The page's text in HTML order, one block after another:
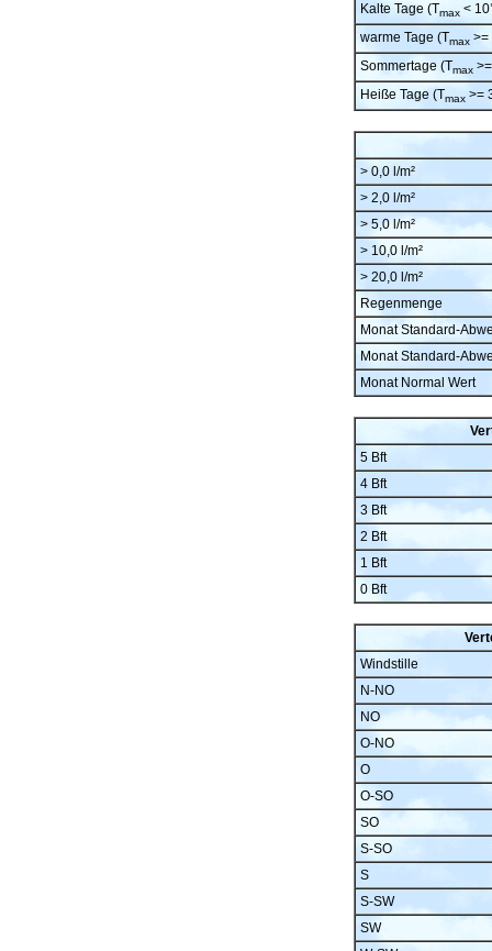
Kalte Tage (Tmax<
warme Tage (Tmax>=
Sommertage (Tmax>=
Heiße Tage (Tmax>=
> 0,0 l/m²
> 2,0 l/m²
> 5,0 l/m²
> 10,0 l/m²
> 20,0 l/m²
Regenmenge
Monat Standard-
Monat Standard-
Monat Normal Wert
5 Bft
4 Bft
3 Bft
2 Bft
1 Bft
0 Bft
Windstille
N-NO
NO
O-NO
O
O-SO
SO
S-SO
S
S-SW
SW